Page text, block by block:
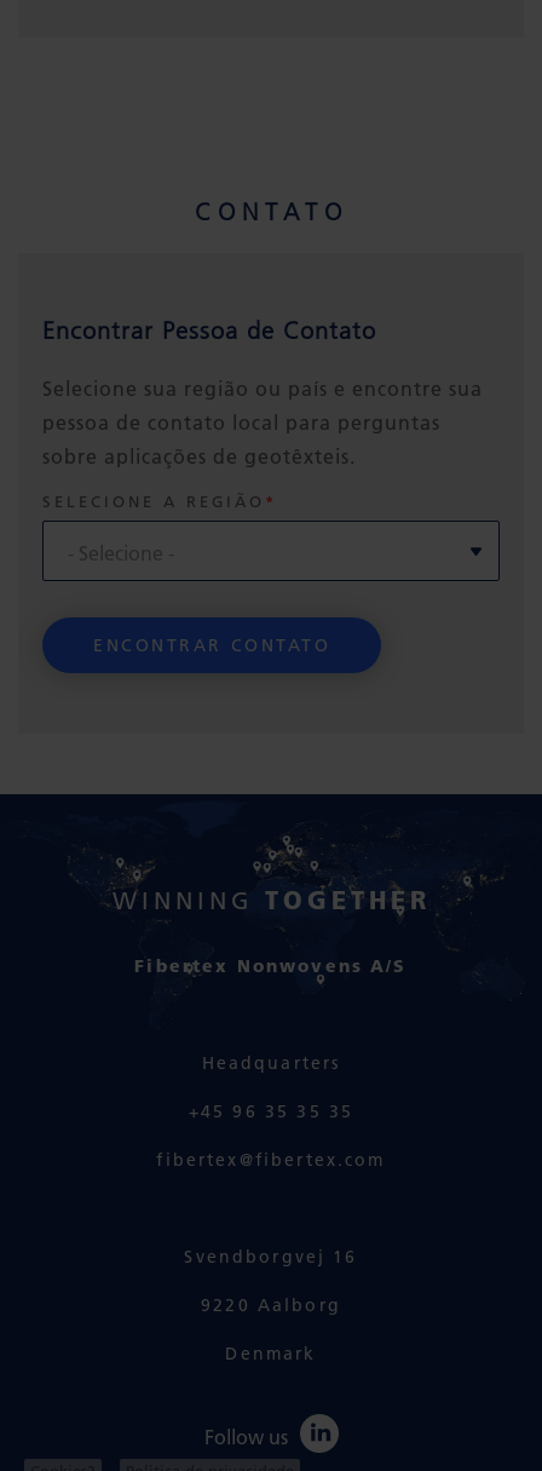
CONTATO
Encontrar Pessoa de Contato
Selecione sua região ou país e encontre sua
pessoa de contato local para perguntas
sobre aplicações de geotêxteis.
SELECIONE A REGIÃO
WINNING TOGETHER
Fibertex Nonwovens A/S
Headquarters
+45 96 35 35 35
fibertex@fibertex.com
Svendborgvej 16
9220 Aalborg
Denmark
Follow us